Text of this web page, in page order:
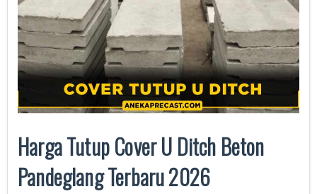
Harga Tutup Cover U Ditch Beton
Pandeglang Terbaru 2026